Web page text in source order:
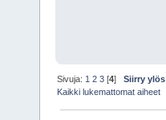
Sivuja: 1 2 3 [4]Siirry ylös
Kaikki lukemattomat aiheet